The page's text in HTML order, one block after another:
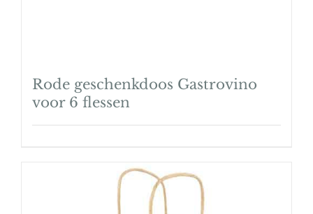
Rode geschenkdoos Gastrovino
voor 6 flessen